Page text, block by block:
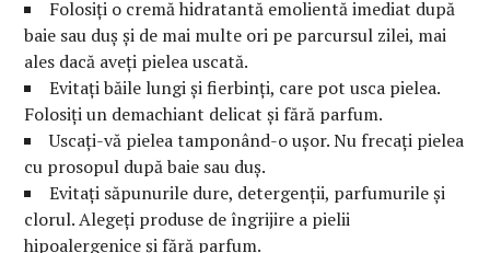
Folosiți o cremă hidratantă emolientă imediat după
baie sau duș și de mai multe ori pe parcursul zilei, mai
ales dacă aveți pielea uscată.
Evitați băile lungi și fierbinți, care pot usca pielea.
Folosiți un demachiant delicat și fără parfum.
Uscați-vă pielea tamponând-o ușor. Nu frecați pielea
cu prosopul după baie sau duș.
Evitați săpunurile dure, detergenții, parfumurile și
clorul. Alegeți produse de îngrijire a pielii
hipoalergenice și fără parfum.